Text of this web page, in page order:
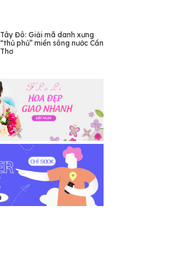
Tây Đô: Giải mã danh xưng
“thủ phủ” miền sông nước Cần
Thơ